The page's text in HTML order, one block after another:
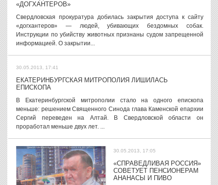
«ДОГХАНТЕРОВ»
Свердловская прокуратура добилась закрытия доступа к сайту
«догхантеров» — людей, убивающих бездомных собак.
Инструкции по убийству животных признаны судом запрещенной
информацией. О закрытии...
30.05.2013, 17:41
ЕКАТЕРИНБУРГСКАЯ МИТРОПОЛИЯ ЛИШИЛАСЬ
ЕПИСКОПА
В Екатеринбургской митрополии стало на одного епископа
меньше: решением Священного Синода глава Каменской епархии
Сергий переведен на Алтай. В Свердловской области он
проработал меньше двух лет. ...
30.05.2013, 17:05
«СПРАВЕДЛИВАЯ РОССИЯ»
СОВЕТУЕТ ПЕНСИОНЕРАМ
АНАНАСЫ И ПИВО